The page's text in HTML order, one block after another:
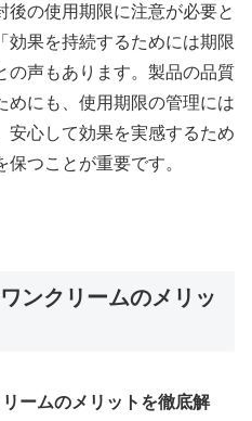
の使用期限に注意が必要と
効果を持続するためには期限
の声もあります。製品の品質
めにも、使用期限の管理には
安心して効果を実感するため
つことが重要です。
ンクリームのメリッ
ームのメリットを徹底解